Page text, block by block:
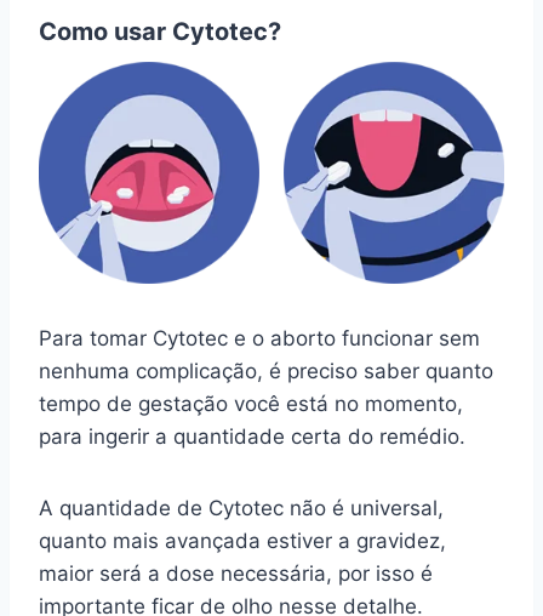
Como usar Cytotec?
Para tomar Cytotec e o aborto funcionar sem
nenhuma complicação, é preciso saber quanto
tempo de gestação você está no momento,
para ingerir a quantidade certa do remédio.
A quantidade de Cytotec não é universal,
quanto mais avançada estiver a gravidez,
maior será a dose necessária, por isso é
importante ficar de olho nesse detalhe.